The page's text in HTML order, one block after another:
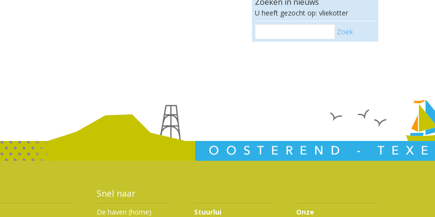
U heeft gezocht op: vliekotter
Zoek
Snel naar
De haven (home) Stuurlui Onze